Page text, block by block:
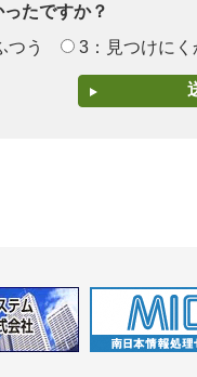
たですか？
つう 3：見つけにく